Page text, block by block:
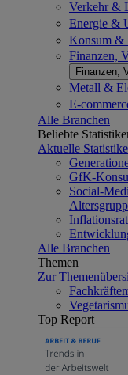
Verkehr &
Energie &
Konsum &
Finanzen,
Finanzen,
Metall &
E-
Alle Branchen
Beliebte
Aktuelle
GfK-
Social-
Alle Branchen
Themen
Zur
Top Report